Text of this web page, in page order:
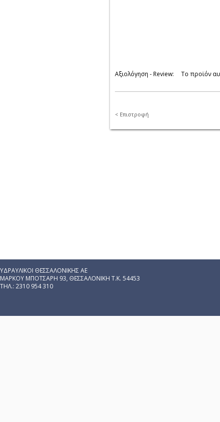
Αξιολόγηση - Review: Το προϊόν
< Επιστροφή
ΥΔΡΑΥΛΙΚΟΙ ΘΕΣΣΑΛΟΝΙΚΗΣ ΑΕ
ΜΑΡΚΟΥ ΜΠΟΤΣΑΡΗ 93, ΘΕΣΣΑΛΟΝΙΚΗ Τ.Κ. 54453
ΤΗΛ.: 2310 954 310